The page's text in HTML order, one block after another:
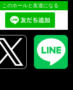
このホールと友達になる